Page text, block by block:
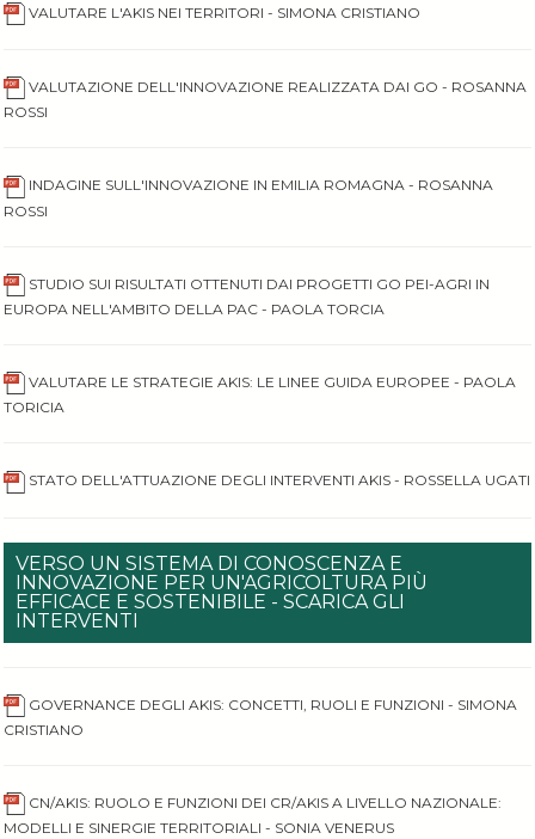
VALUTARE L'AKIS NEI TERRITORI - SIMONA CRISTIANO
VALUTAZIONE DELL'INNOVAZIONE REALIZZATA DAI GO - ROSANNA
ROSSI
INDAGINE SULL'INNOVAZIONE IN EMILIA ROMAGNA - ROSANNA
ROSSI
STUDIO SUI RISULTATI OTTENUTI DAI PROGETTI GO PEI-AGRI IN
EUROPA NELL'AMBITO DELLA PAC - PAOLA TORCIA
VALUTARE LE STRATEGIE AKIS: LE LINEE GUIDA EUROPEE - PAOLA
TORICIA
STATO DELL'ATTUAZIONE DEGLI INTERVENTI AKIS - ROSSELLA UGATI
VERSO UN SISTEMA DI CONOSCENZA E
INNOVAZIONE PER UN'AGRICOLTURA PIÙ
EFFICACE E SOSTENIBILE - SCARICA GLI
INTERVENTI
GOVERNANCE DEGLI AKIS: CONCETTI, RUOLI E FUNZIONI - SIMONA
CRISTIANO
CN/AKIS: RUOLO E FUNZIONI DEI CR/AKIS A LIVELLO NAZIONALE:
MODELLI E SINERGIE TERRITORIALI - SONIA VENERUS